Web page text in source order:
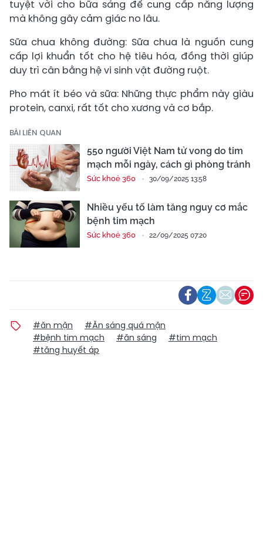
tuyệt vời cho bữa sáng để cung cấp năng lượng
mà không gây cảm giác no lâu.
Sữa chua không đường: Sữa chua là nguồn cung
cấp lợi khuẩn tốt cho hệ tiêu hóa, đồng thời giúp
duy trì cân bằng hệ vi sinh vật đường ruột.
Pho mát ít béo và sữa: Những thực phẩm này giàu
protein, canxi, rất tốt cho xương và cơ bắp.
BÀI LIÊN QUAN
550 người Việt Nam tử vong do tim
mạch mỗi ngày, cách gì phòng tránh
Sức khoẻ 360 30/09/2025 13:58
Nhiều yếu tố làm tăng nguy cơ mắc
bệnh tim mạch
Sức khoẻ 360 22/09/2025 07:20
#ăn mặn
#Ăn sáng quá mặn
#bệnh tim mạch
#ăn sáng
#tim mạch
#tăng huyết áp